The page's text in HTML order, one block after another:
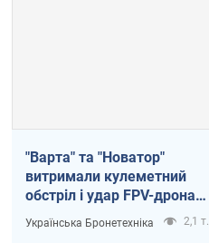
"Варта" та "Новатор"
витримали кулеметний
обстріл і удар FPV-дрона,
врятувавши життя
офіцеру ЗСУ
Українська Бронетехніка 2,1 т.